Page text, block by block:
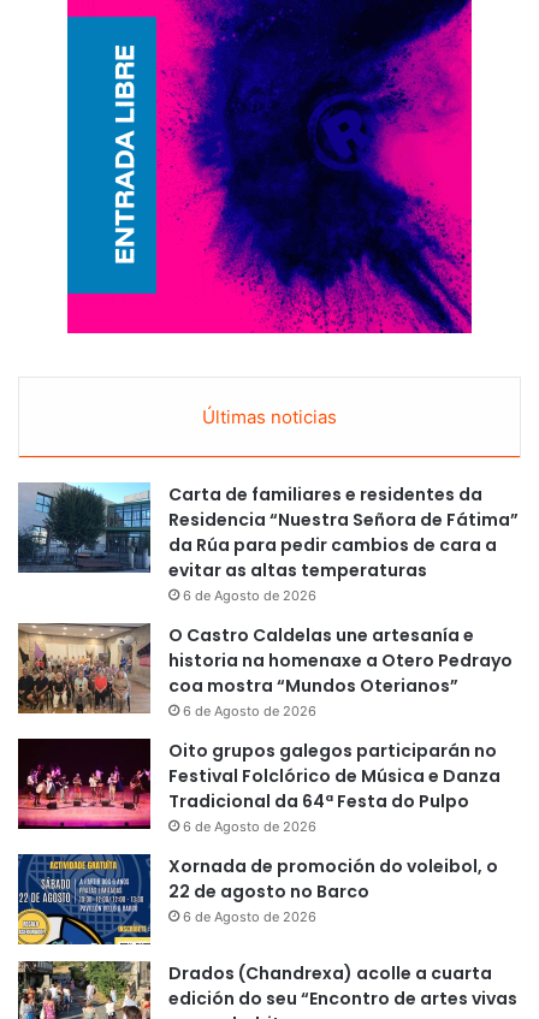
Últimas noticias
Carta de familiares e residentes da
Residencia “Nuestra Señora de Fátima”
da Rúa para pedir cambios de cara a
evitar as altas temperaturas
6 de Agosto de 2026
O Castro Caldelas une artesanía e
historia na homenaxe a Otero Pedrayo
coa mostra “Mundos Oterianos”
6 de Agosto de 2026
Oito grupos galegos participarán no
Festival Folclórico de Música e Danza
Tradicional da 64ª Festa do Pulpo
6 de Agosto de 2026
Xornada de promoción do voleibol, o
22 de agosto no Barco
6 de Agosto de 2026
Drados (Chandrexa) acolle a cuarta
edición do seu “Encontro de artes vivas